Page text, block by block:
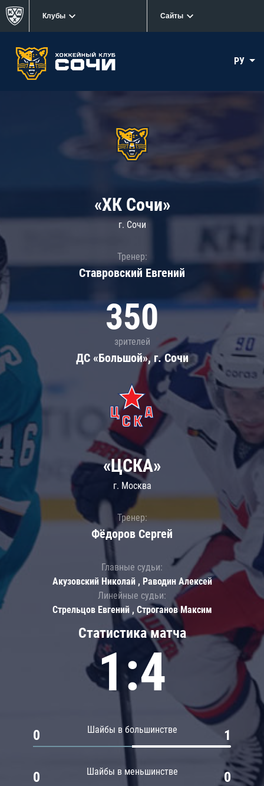
Клубы Сайты
РУ
«ХК Сочи»
г. Сочи
Тренер:
Ставровский Евгений
350
зрителей
ДС «Большой», г. Сочи
Статистика матча
1:4
Шайбы в большинстве
0 1
Шайбы в меньшинстве
0 0
«ЦСКА»
г. Москва
Тренер:
Фёдоров Сергей
Главные судьи:
Акузовский Николай , Раводин Алексей
Линейные судьи:
Стрельцов Евгений , Строганов Максим